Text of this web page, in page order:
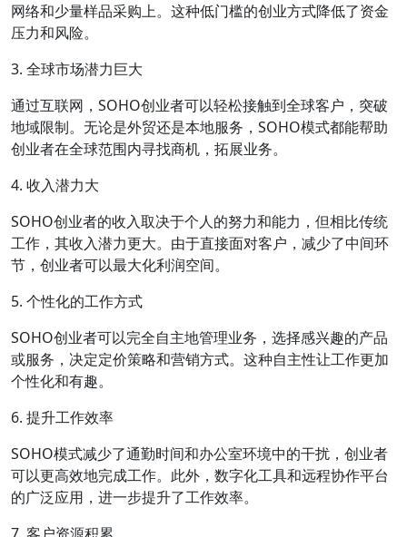
网络和少量样品采购上。这种低门槛的创业方式降低了资金
压力和风险。
3. 全球市场潜力巨大
通过互联网，SOHO创业者可以轻松接触到全球客户，突破
地域限制。无论是外贸还是本地服务，SOHO模式都能帮助
创业者在全球范围内寻找商机，拓展业务。
4. 收入潜力大
SOHO创业者的收入取决于个人的努力和能力，但相比传统
工作，其收入潜力更大。由于直接面对客户，减少了中间环
节，创业者可以最大化利润空间。
5. 个性化的工作方式
SOHO创业者可以完全自主地管理业务，选择感兴趣的产品
或服务，决定定价策略和营销方式。这种自主性让工作更加
个性化和有趣。
6. 提升工作效率
SOHO模式减少了通勤时间和办公室环境中的干扰，创业者
可以更高效地完成工作。此外，数字化工具和远程协作平台
的广泛应用，进一步提升了工作效率。